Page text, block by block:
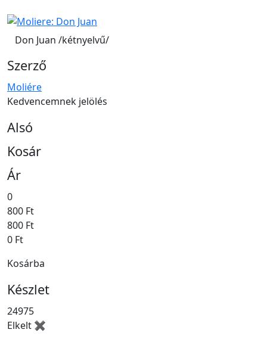
Don Juan /kétnyelvű/
Szerző
Moliére
Kedvencemnek jelölés
Alsó
Kosár
Ár
0
800 Ft
800 Ft
0 Ft
Kosárba
Készlet
24975
Elkelt ✖